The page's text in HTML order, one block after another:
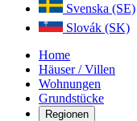
Svenska (SE)
Slovák (SK)
Home
Häuser / Villen
Wohnungen
Grundstücke
Regionen